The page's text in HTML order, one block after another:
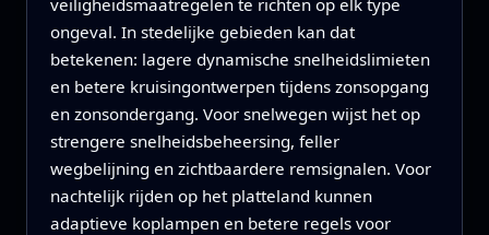
ongeval. In stedelijke gebieden kan dat
betekenen: lagere dynamische snelheidslimieten
en betere kruisingontwerpen tijdens zonsopgang
en zonsondergang. Voor snelwegen wijst het op
strengere snelheidsbeheersing, feller
wegbelijning en zichtbaardere remsignalen. Voor
nachtelijk rijden op het platteland kunnen
adaptieve koplampen en betere regels voor